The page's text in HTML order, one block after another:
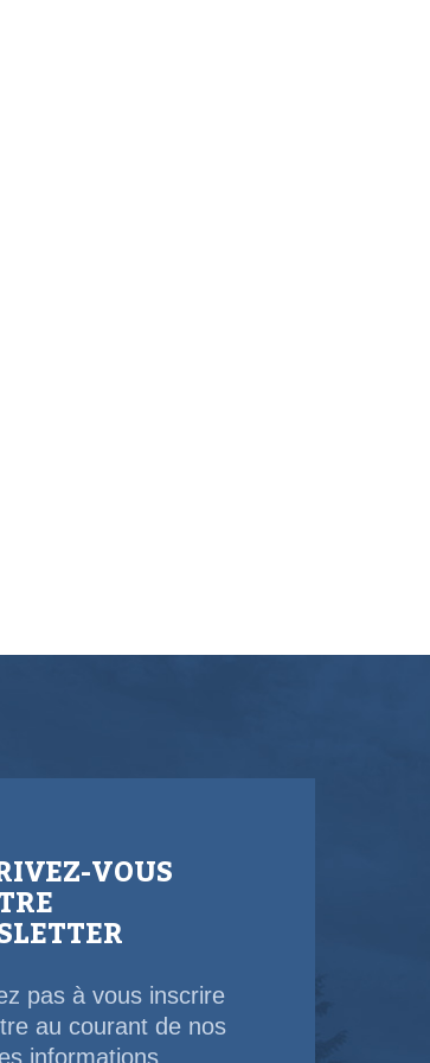
VOUS
pas à vous inscrire
au courant de nos
informations,